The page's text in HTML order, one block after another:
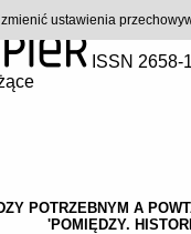
ISSN 2658-
POTRZEBNYM A
'POMIĘDZY.
ustawienia